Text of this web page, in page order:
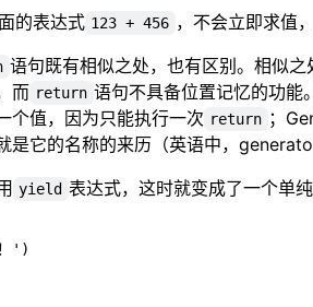
的表达式 123 + 456 ，不会立即求值
语句既有相似之处，也有区别。相似
而 return 语句不具备位置记忆的功能
个值，因为只能执行一次 return ；
是它的名称的来历（英语中，
yield 表达式，这时就变成了一个单纯
')